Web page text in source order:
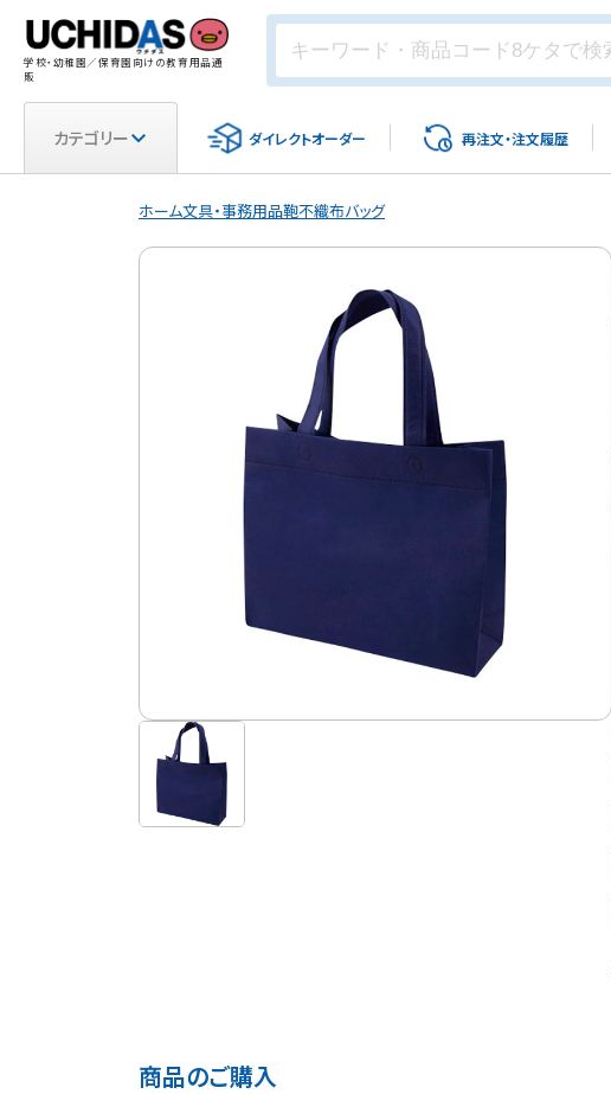
学校・幼稚園／保育園向けの教育用品通
販
カテゴリー ダイレクトオーダー 再注文・注文履歴
ホーム文具・事務用品鞄不織布バッグ
商品のご購入